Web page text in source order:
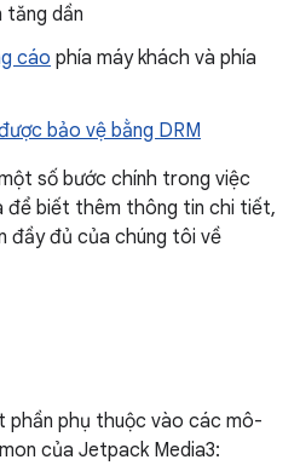
dần
cáo phía máy khách và phía
bảo vệ bằng DRM
số bước chính trong việc
để biết thêm thông tin chi tiết,
đầy đủ của chúng tôi về
phụ thuộc vào các mô-
của Jetpack Media3: